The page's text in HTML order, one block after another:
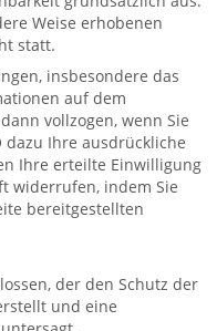
Weise erhobenen
statt.
insbesondere das
auf dem
vollzogen, wenn Sie
dazu Ihre ausdrückliche
Ihre erteilte Einwilligung
widerrufen, indem Sie
bereitgestellten
der den Schutz der
und eine